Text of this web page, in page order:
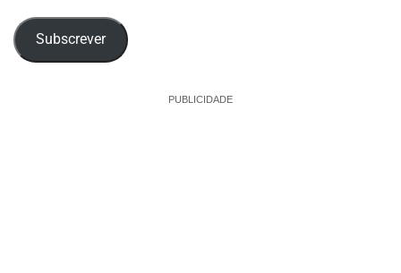
Subscrever
PUBLICIDADE